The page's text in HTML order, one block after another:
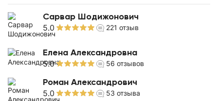
Сарвар Шодижонович
5.0 221 отзыв
Елена Александровна
5.0 56 отзывов
Роман Александрович
5.0 53 отзыва